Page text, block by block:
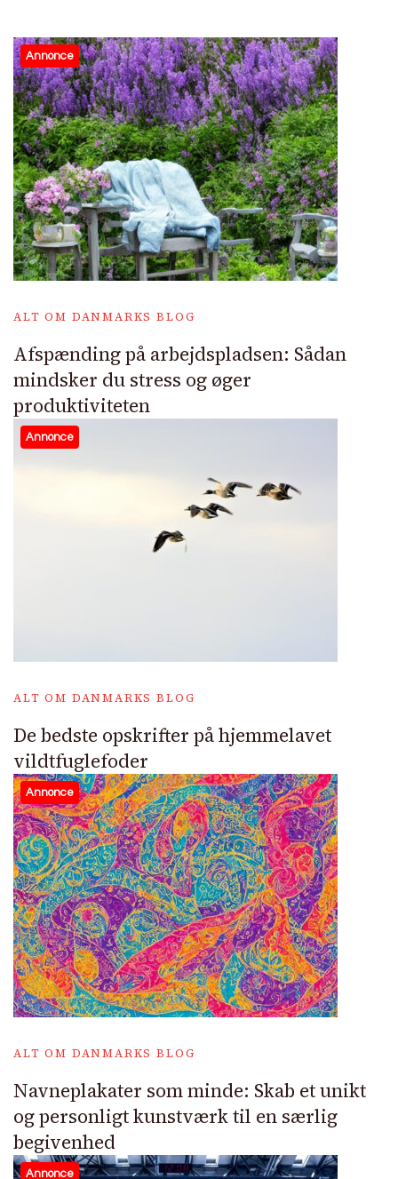
Annonce
ALT OM DANMARKS BLOG
Afspænding på arbejdspladsen: Sådan
mindsker du stress og øger
produktiviteten
Annonce
ALT OM DANMARKS BLOG
De bedste opskrifter på hjemmelavet
vildtfuglefoder
Annonce
ALT OM DANMARKS BLOG
Navneplakater som minde: Skab et unikt
og personligt kunstværk til en særlig
begivenhed
Annonce